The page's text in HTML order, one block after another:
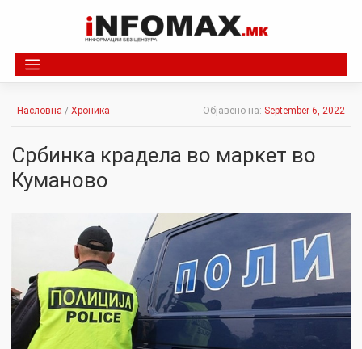
Насловна / Хроника Објавено на: September 6, 2022
Србинка крадела во маркет во
Куманово